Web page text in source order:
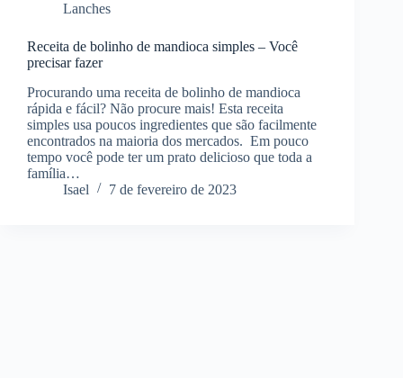
Lanches
Receita de bolinho de mandioca simples – Você
precisar fazer
Procurando uma receita de bolinho de mandioca
rápida e fácil? Não procure mais! Esta receita
simples usa poucos ingredientes que são facilmente
encontrados na maioria dos mercados. Em pouco
tempo você pode ter um prato delicioso que toda a
família…
Isael
7 de fevereiro de 2023